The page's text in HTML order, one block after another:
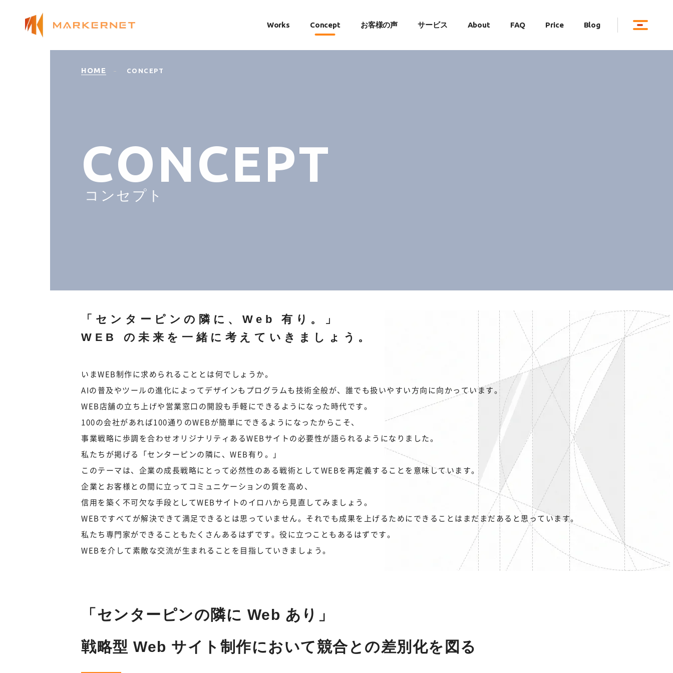
Works Concept お客様の声 サービス About FAQ Price Blog
HOME CONCEPT
CONCEPT
コ ン セ プ ト
「センターピンの隣に、Web 有り。」
WEB の未来を一緒に考えていきましょう。
いまWEB制作に求められることとは何でしょうか。
AIの普及やツールの進化によってデザインもプログラムも技術全般が、誰でも扱いやすい方向に向かっています。
WEB店舗の立ち上げや営業窓口の開設も手軽にできるようになった時代です。
100の会社があれば100通りのWEBが簡単にできるようになったからこそ、
事業戦略に歩調を合わせオリジナリティあるWEBサイトの必要性が語られるようになりました。
私たちが掲げる「センターピンの隣に、WEB有り。」
このテーマは、企業の成長戦略にとって必然性のある戦術としてWEBを再定義することを意味しています。
企業とお客様との間に立ってコミュニケーションの質を高め、
信用を築く不可欠な手段としてWEBサイトのイロハから見直してみましょう。
WEBですべてが解決できて満足できるとは思っていません。それでも成果を上げるためにできることはまだまだあると思っています。
私たち専門家ができることもたくさんあるはずです。役に立つこともあるはずです。
WEBを介して素敵な交流が生まれることを目指していきましょう。
「センターピンの隣に Web あり」
戦略型 Web サイト制作において競合との差別化を図る